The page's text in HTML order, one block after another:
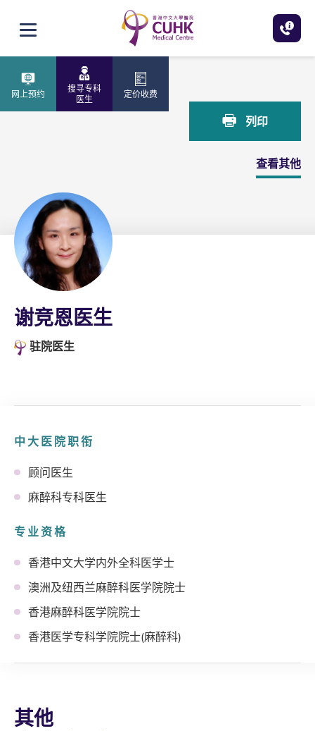
打开选单
网上预约
搜寻专科
医生
定价收费
主页 谢竞恩医生
列印
查看其他
谢竞恩医生
驻院医生
中大医院职衔
顾问医生
麻醉科专科医生
专业资格
香港中文大学内外全科医学士
澳洲及纽西兰麻醉科医学院院士
香港麻醉科医学院院士
香港医学专科学院院士(麻醉科)
其他